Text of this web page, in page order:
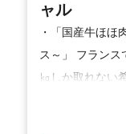
ャル
・「国産牛ほほ
ス～」 フランス
㎏しか取れない